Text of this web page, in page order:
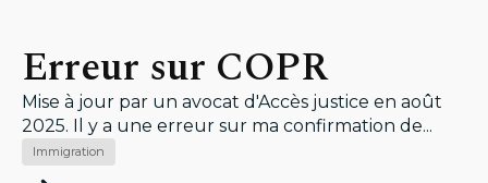
Erreur sur COPR
Mise à jour par un avocat d'Accès justice en août
2025. Il y a une erreur sur ma confirmation de...
Immigration